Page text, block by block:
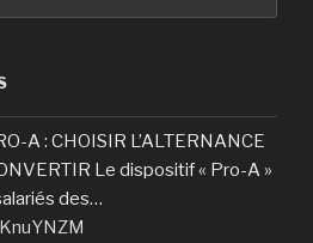
A : CHOISIR L’ALTERNANCE
Le dispositif « Pro-A »
des…